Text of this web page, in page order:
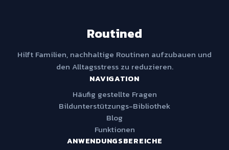
Routined
Hilft Familien, nachhaltige Routinen aufzubauen und
den Alltagsstress zu reduzieren.
NAVIGATION
Häufig gestellte Fragen
Bildunterstützungs-Bibliothek
Blog
Funktionen
ANWENDUNGSBEREICHE